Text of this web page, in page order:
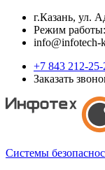
г.Казань, ул.
Режим
info@infotech-
+7 843 212-25-
Заказать
Системы